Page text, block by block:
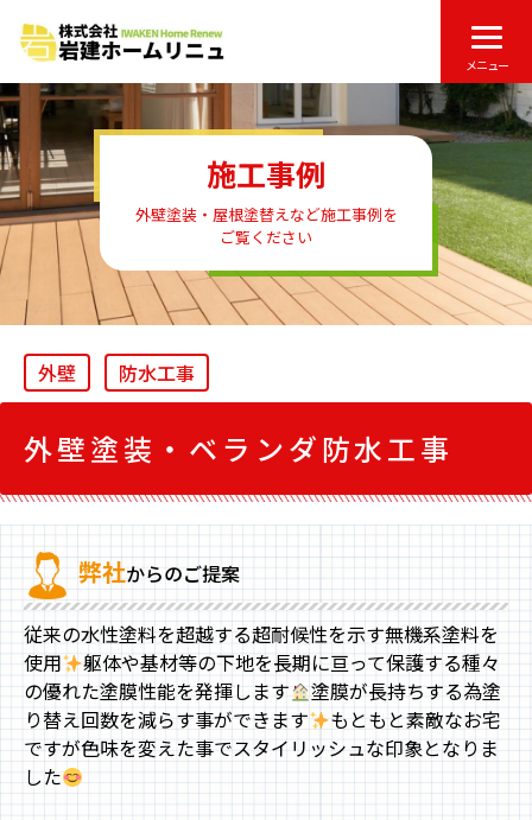
メニュー
施工事例
外壁塗装・屋根塗替えなど施工事例を
ご覧ください
外壁 防水工事
外壁塗装・ベランダ防水工事
弊社からのご提案
従来の水性塗料を超越する超耐候性を示す無機系塗料を
使用
躯体や基材等の下地を長期に亘って保護する種々
の優れた塗膜性能を発揮します
塗膜が長持ちする為塗
り替え回数を減らす事ができます
もともと素敵なお宅
ですが色味を変えた事でスタイリッシュな印象となりま
した